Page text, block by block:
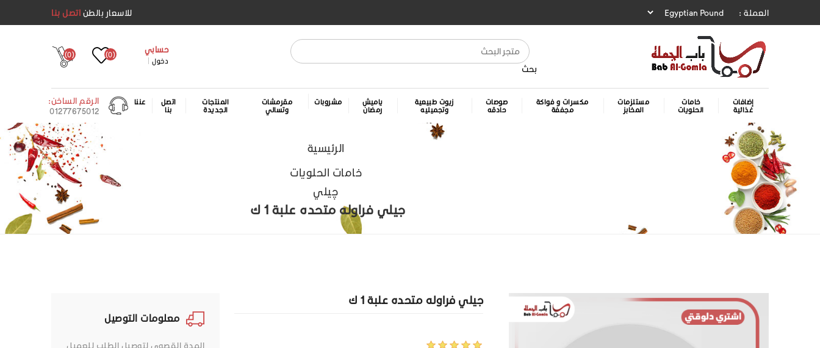
العملة : للاسعار بالطن اتصل بنا
بحث
حسابي
دخول
(0)
(0)
إضافات
غذائية
خامات
الحلويات
مستلزمات
المخابز
مكسرات و فواكة
مجففة
صوصات
حادقه
زيوت طبيعية
وتجميليه
ياميش
رمضان
مشروبات
مقرمشات
وتسالي
المنتجات
الجديدة
اتصل
بنا
عننا
الرقم الساخن:
01277675012
الرئيسية
خامات الحلويات
چيلي
جيلي فراوله متحده علبة 1 ك
جيلي فراوله متحده علبة 1 ك
معلومات التوصيل
المدة القصوى لتوصيل الطلب للعميل